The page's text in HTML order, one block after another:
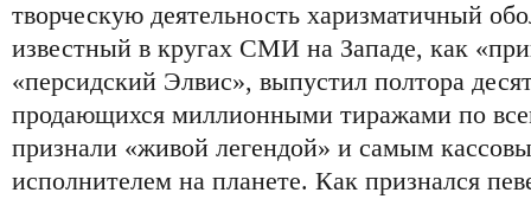
творческую деятельность харизматичный
известный в кругах СМИ на Западе, как
«персидский Элвис», выпустил полтора
продающихся миллионными тиражами по
признали «живой легендой» и самым
исполнителем на планете. Как признался